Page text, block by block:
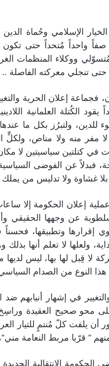
الإسلامي وحُماة الدين
صفاً واحداً مُتحداً حتى
ووكلاء المنظمات
تنجلي معركته الفاصلة ..
فجماعة إعلان الحرية
يقود الكُتلة العلمانية
للدين، ولتبرُز بكل ما
لا مفر منه ولا مناص،
في كتلتين سياسيتين لا
فبدلاً عن الفوضى
بلا غشاوة ولا تدليس من
إعلان الحكومة إلا
عن وجهها
إقرارها وتطبيقها،
ولعلها لا تعلم أنها
قِبل لها بها، ليس لديها
النوع من الصدام
في إشهار أنيابهم
محو صحيح العقيدة
أن يلفت كلّ مُنتمٍ للتيار
” قرّبا مربط النعامة
الانتقالية الجديدة